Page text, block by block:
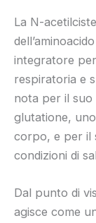
La N-
integratore
respiratoria e
nota per il suo
glutatione,
corpo, e per il
condizioni di
Dal punto di
agisce come